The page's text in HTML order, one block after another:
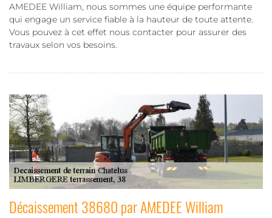
AMEDEE William, nous sommes une équipe performante
qui engage un service fiable à la hauteur de toute attente.
Vous pouvez à cet effet nous contacter pour assurer des
travaux selon vos besoins.
Décaissement 38680 par AMEDEE William